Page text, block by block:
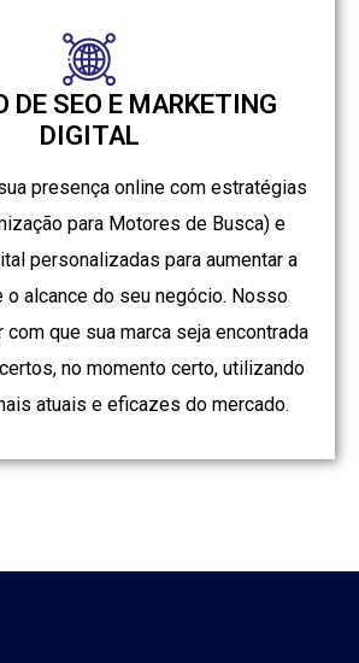
DE SEO E MARKETING
DIGITAL
presença online com estratégias
para Motores de Busca) e
personalizadas para aumentar a
alcance do seu negócio. Nosso
que sua marca seja encontrada
no momento certo, utilizando
atuais e eficazes do mercado.